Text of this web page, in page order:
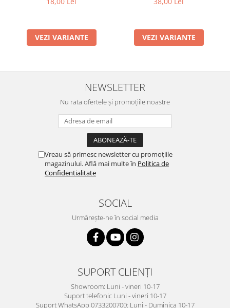
VEZI VARIANTE VEZI VARIANTE
NEWSLETTER
Nu rata ofertele și promoțiile noastre
Vreau să primesc newsletter cu promoțiile
magazinului. Află mai multe în Politica de
Confidentialitate
SOCIAL
Urmărește-ne în social media
SUPORT CLIENȚI
Showroom: Luni - vineri 10-17
Suport telefonic Luni - vineri 10-17
Suport WhatsApp 0733200700: Luni - Duminica 10-17